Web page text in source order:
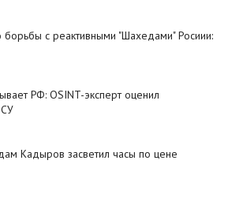
борьбы с реактивными "Шахедами" Росиии:
РФ: OSINT-эксперт оценил
Кадыров засветил часы по цене